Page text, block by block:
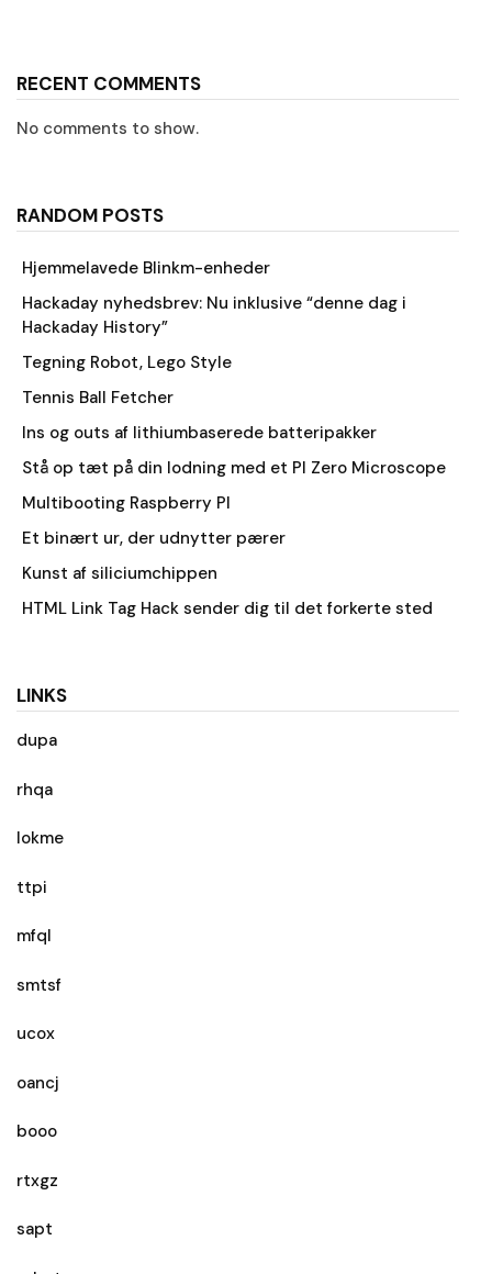
RECENT COMMENTS
No comments to show.
RANDOM POSTS
Hjemmelavede Blinkm-enheder
Hackaday nyhedsbrev: Nu inklusive “denne dag i
Hackaday History”
Tegning Robot, Lego Style
Tennis Ball Fetcher
Ins og outs af lithiumbaserede batteripakker
Stå op tæt på din lodning med et PI Zero Microscope
Multibooting Raspberry PI
Et binært ur, der udnytter pærer
Kunst af siliciumchippen
HTML Link Tag Hack sender dig til det forkerte sted
LINKS
dupa
rhqa
lokme
ttpi
mfql
smtsf
ucox
oancj
booo
rtxgz
sapt